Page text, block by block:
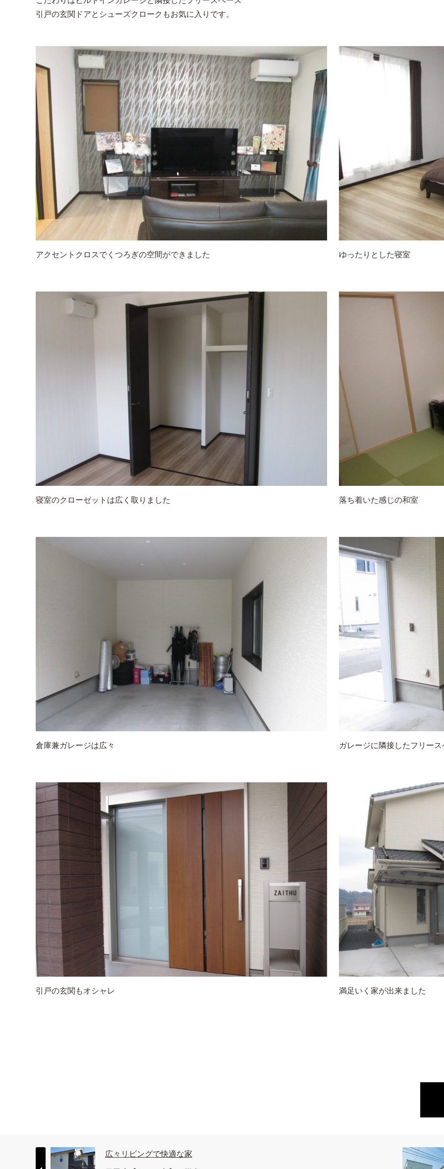
引戸の玄関ドアとシューズクロークもお気に入りです。
アクセントクロスでくつろぎの空間ができました ゆったりとした寝室
寝室のクローゼットは広く取りました 落ち着いた感じの和室
倉庫兼ガレージは広々 ガレージに隣接したフリース
引戸の玄関もオシャレ 満足いく家が出来ました
広々リビングで快適な家